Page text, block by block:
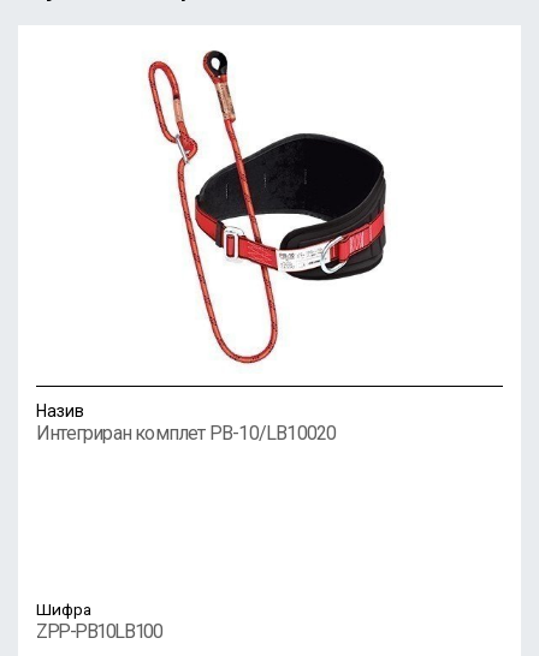
Назив
Интегриран комплет PB-10/LB10020
Шифра
ZPP-PB10LB100